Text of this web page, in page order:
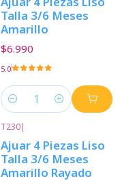
Talla 3/6 Meses
Amarillo
$6.990
5.0
Cantidad
T230|
Ajuar 4 Piezas Liso
Talla 3/6 Meses
Amarillo Rayado